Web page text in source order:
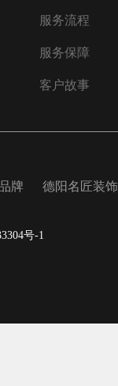
服务流程
服务保障
客户故事
牌 德阳名匠装饰
号-1